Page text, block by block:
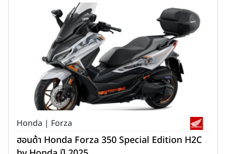
Honda | Forza
ฮอนด้า Honda Forza 350 Special Edition H2C